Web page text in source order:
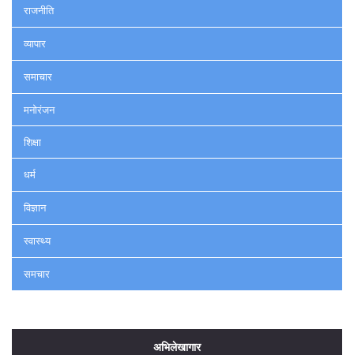
राजनीति
व्यापार
समाचार
मनोरंजन
शिक्षा
धर्म
विज्ञान
स्वास्थ्य
समचार
अभिलेखागार